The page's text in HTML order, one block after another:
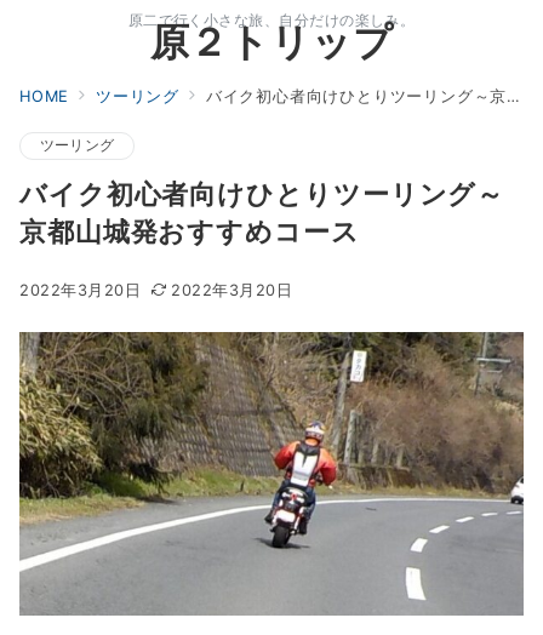
原二で行く小さな旅、自分だけの楽しみ。
原２トリップ
HOME ツーリング バイク初心者向けひとりツーリング～京都山城発おすすめコース
ツーリング
バイク初心者向けひとりツーリング～
京都山城発おすすめコース
2022年3月20日 2022年3月20日